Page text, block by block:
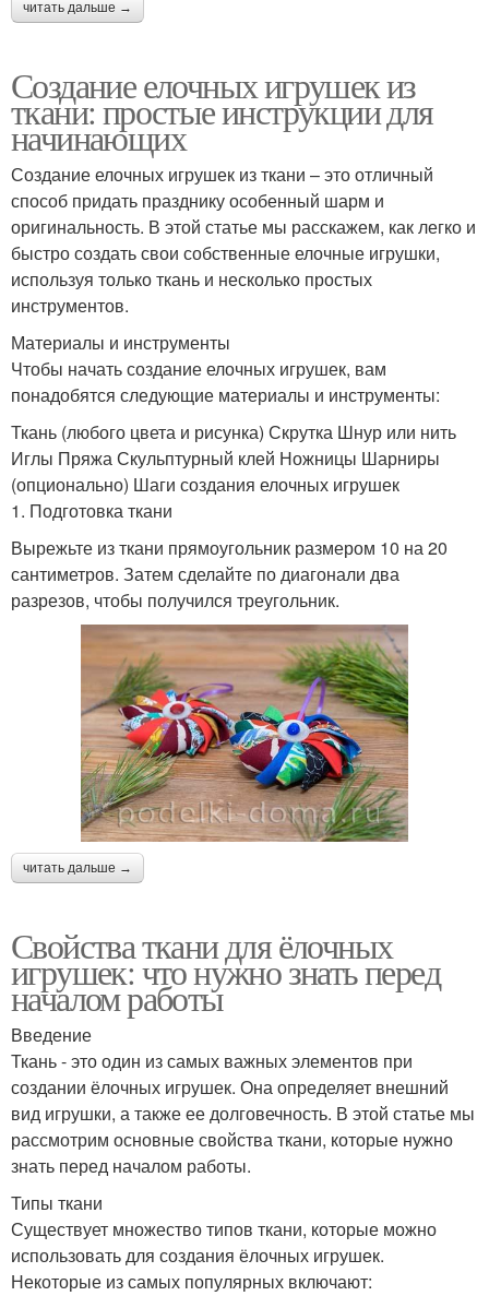
читать дальше →
Создание елочных игрушек из
ткани: простые инструкции для
начинающих
Создание елочных игрушек из ткани – это отличный
способ придать празднику особенный шарм и
оригинальность. В этой статье мы расскажем, как легко и
быстро создать свои собственные елочные игрушки,
используя только ткань и несколько простых
инструментов.
Материалы и инструменты
Чтобы начать создание елочных игрушек, вам
понадобятся следующие материалы и инструменты:
Ткань (любого цвета и рисунка) Скрутка Шнур или нить
Иглы Пряжа Скульптурный клей Ножницы Шарниры
(опционально) Шаги создания елочных игрушек
1. Подготовка ткани
Вырежьте из ткани прямоугольник размером 10 на 20
сантиметров. Затем сделайте по диагонали два
разрезов, чтобы получился треугольник.
читать дальше →
Свойства ткани для ёлочных
игрушек: что нужно знать перед
началом работы
Введение
Ткань - это один из самых важных элементов при
создании ёлочных игрушек. Она определяет внешний
вид игрушки, а также ее долговечность. В этой статье мы
рассмотрим основные свойства ткани, которые нужно
знать перед началом работы.
Типы ткани
Существует множество типов ткани, которые можно
использовать для создания ёлочных игрушек.
Некоторые из самых популярных включают: